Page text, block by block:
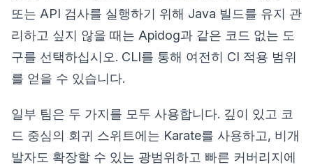
또는 API 검사를 실행하기 위해 Java 빌드를 유지 관
리하고 싶지 않을 때는 Apidog과 같은 코드 없는 도
구를 선택하십시오. CLI를 통해 여전히 CI 적용 범위
를 얻을 수 있습니다.
일부 팀은 두 가지를 모두 사용합니다. 깊이 있고 코
드 중심의 회귀 스위트에는 Karate를 사용하고, 비개
발자도 확장할 수 있는 광범위하고 빠른 커버리지에